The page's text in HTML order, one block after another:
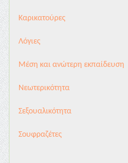
Καρικατούρες
Λόγιες
Μέση και ανώτερη εκπαίδευση
Νεωτερικότητα
Σεξουαλικότητα
Σουφραζέτες